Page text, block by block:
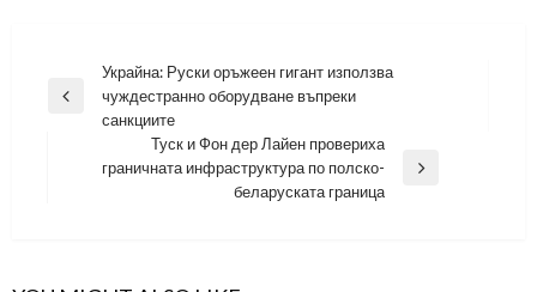
Навигация
Previous
Украйна: Руски оръжеен гигант използва
чуждестранно оборудване въпреки
санкциите
Next
Туск и Фон дер Лайен провериха
граничната инфраструктура по полско-
беларуската граница